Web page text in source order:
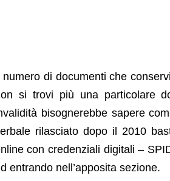
numero di documenti che
si trovi più una particolare
bisognerebbe sapere
rilasciato dopo il 2010
con credenziali digitali –
entrando nell’apposita sezione.